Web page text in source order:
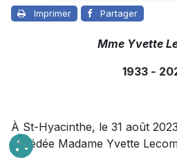
Imprimer Partager
Mme Yvette
1933 -
À St-Hyacinthe, le 31 août
décédée Madame Yvette